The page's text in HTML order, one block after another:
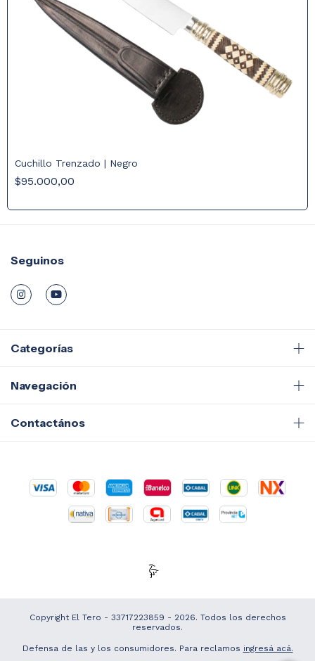
Cuchillo Trenzado | Negro
$95.000,00
Seguinos
Categorías
Navegación
Contactános
Copyright El Tero - 33717223859 - 2026. Todos los derechos
reservados.
Defensa de las y los consumidores. Para reclamos ingresá acá.